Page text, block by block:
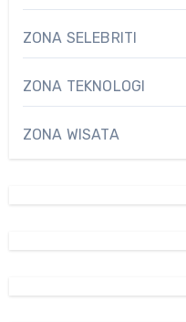
ZONA SELEBRITI
ZONA TEKNOLOGI
ZONA WISATA